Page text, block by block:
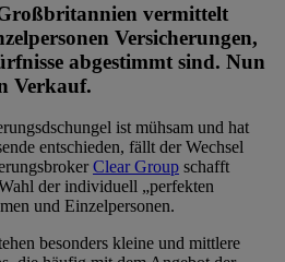
vermittelt
Versicherungen,
abgestimmt sind. Nun
Verkauf.
ist mühsam und hat
entschieden, fällt der Wechsel
Clear Group schafft
der individuell „perfekten
und Einzelpersonen.
besonders kleine und mittlere